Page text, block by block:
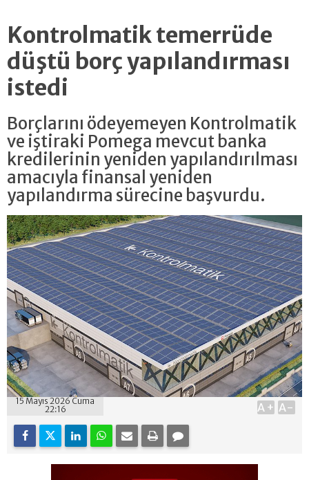
Kontrolmatik temerrüde
düştü borç yapılandırması
istedi
Borçlarını ödeyemeyen Kontrolmatik
ve iştiraki Pomega mevcut banka
kredilerinin yeniden yapılandırılması
amacıyla finansal yeniden
yapılandırma sürecine başvurdu.
15 Mayıs 2026 Cuma
22:16
A+ A-